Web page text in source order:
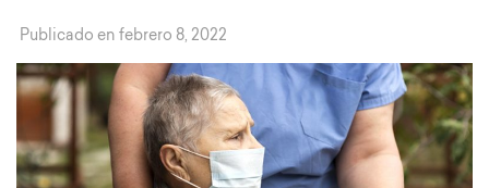
Publicado en febrero 8, 2022